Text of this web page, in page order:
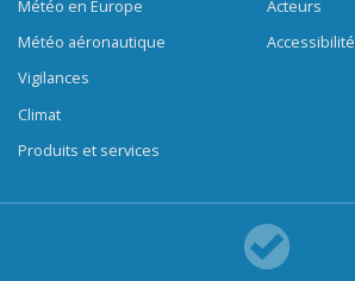
Météo en Europe
Météo aéronautique
Vigilances
Climat
Produits et services
Acteurs
Accessibilité